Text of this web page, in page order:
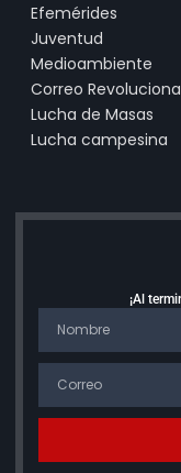
Efemérides
Juventud
Medioambiente
Correo
Lucha de Masas
Lucha campesina
¡Al